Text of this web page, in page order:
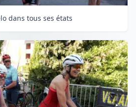
dans tous ses états